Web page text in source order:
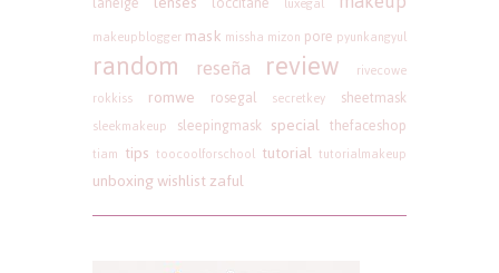
makeupbloggermask missha mizon pore pyunkangyul
random reseña review
rivecowe
rokkiss
romwe rosegal secretkey sheetmask
sleekmakeup sleepingmask special thefaceshop
tiam tips toocoolforschool tutorial tutorialmakeup
unboxingwishlistzaful